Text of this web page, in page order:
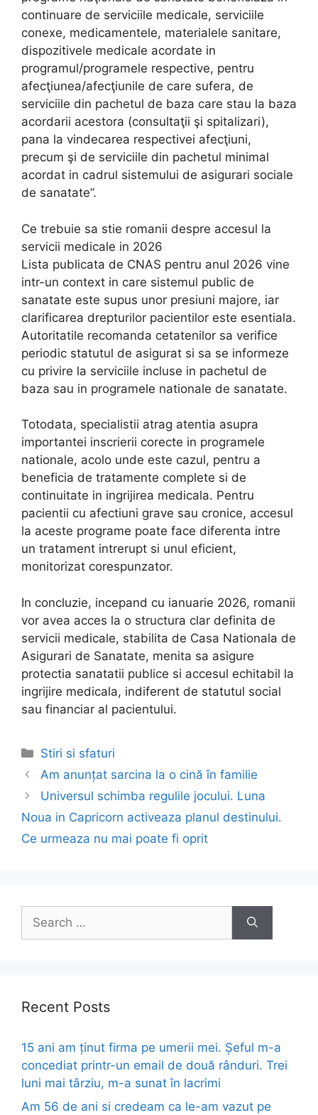
continuare de serviciile medicale, serviciile
conexe, medicamentele, materialele sanitare,
dispozitivele medicale acordate in
programul/programele respective, pentru
afecţiunea/afecţiunile de care sufera, de
serviciile din pachetul de baza care stau la baza
acordarii acestora (consultaţii şi spitalizari),
pana la vindecarea respectivei afecţiuni,
precum şi de serviciile din pachetul minimal
acordat in cadrul sistemului de asigurari sociale
de sanatate”.
Ce trebuie sa stie romanii despre accesul la
servicii medicale in 2026
Lista publicata de CNAS pentru anul 2026 vine
intr-un context in care sistemul public de
sanatate este supus unor presiuni majore, iar
clarificarea drepturilor pacientilor este esentiala.
Autoritatile recomanda cetatenilor sa verifice
periodic statutul de asigurat si sa se informeze
cu privire la serviciile incluse in pachetul de
baza sau in programele nationale de sanatate.
Totodata, specialistii atrag atentia asupra
importantei inscrierii corecte in programele
nationale, acolo unde este cazul, pentru a
beneficia de tratamente complete si de
continuitate in ingrijirea medicala. Pentru
pacientii cu afectiuni grave sau cronice, accesul
la aceste programe poate face diferenta intre
un tratament intrerupt si unul eficient,
monitorizat corespunzator.
In concluzie, incepand cu ianuarie 2026, romanii
vor avea acces la o structura clar definita de
servicii medicale, stabilita de Casa Nationala de
Asigurari de Sanatate, menita sa asigure
protectia sanatatii publice si accesul echitabil la
ingrijire medicala, indiferent de statutul social
sau financiar al pacientului.
Categories
Stiri si sfaturi
Post
navigation
Am anunțat sarcina la o cină în familie
Universul schimba regulile jocului. Luna
Noua in Capricorn activeaza planul destinului.
Ce urmeaza nu mai poate fi oprit
for:
Recent Posts
15 ani am ținut firma pe umerii mei. Șeful m-a
concediat printr-un email de două rânduri. Trei
luni mai târziu, m-a sunat în lacrimi
Am 56 de ani si credeam ca le-am vazut pe